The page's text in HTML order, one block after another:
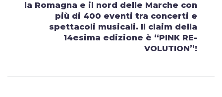
la Romagna e il nord delle Marche con
più di 400 eventi tra concerti e
spettacoli musicali. Il claim della
14esima edizione è “PINK RE-
VOLUTION”!